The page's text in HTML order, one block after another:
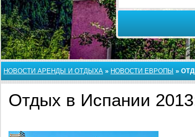
НОВОСТИ АРЕНДЫ И ОТДЫХА » НОВОСТИ ЕВРОПЫ »
Отдых в Испании